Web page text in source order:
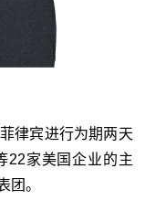
律宾进行为期两天
22家美国企业的主
团。